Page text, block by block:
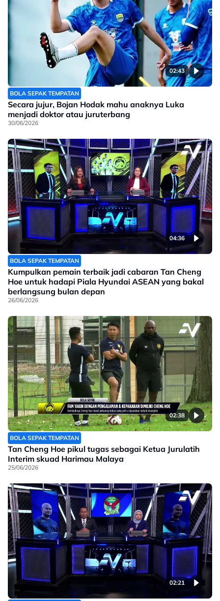
02:43
BOLA SEPAK TEMPATAN
Secara jujur, Bojan Hodak mahu anaknya Luka
menjadi doktor atau juruterbang
30/06/2026
04:36
BOLA SEPAK TEMPATAN
Kumpulkan pemain terbaik jadi cabaran Tan Cheng
Hoe untuk hadapi Piala Hyundai ASEAN yang bakal
berlangsung bulan depan
26/06/2026
02:38
BOLA SEPAK TEMPATAN
Tan Cheng Hoe pikul tugas sebagai Ketua Jurulatih
Interim skuad Harimau Malaya
25/06/2026
02:21